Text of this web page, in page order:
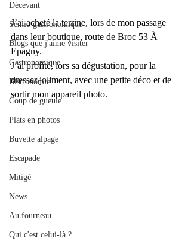
Décevant
Semie-gastronomique
Blogs que j'aime visiter
Gastronomique
Bistronomie
Coup de gueule
Plats en photos
Buvette alpage
Escapade
Mitigé
News
Au fourneau
Qui c'est celui-là ?
J’ai acheté la terrine, lors de mon passage
dans leur boutique, route de Broc 53 À
Epagny.
J’ai profité, lors sa dégustation, pour la
dresser joliment, avec une petite déco et de
sortir mon appareil photo.